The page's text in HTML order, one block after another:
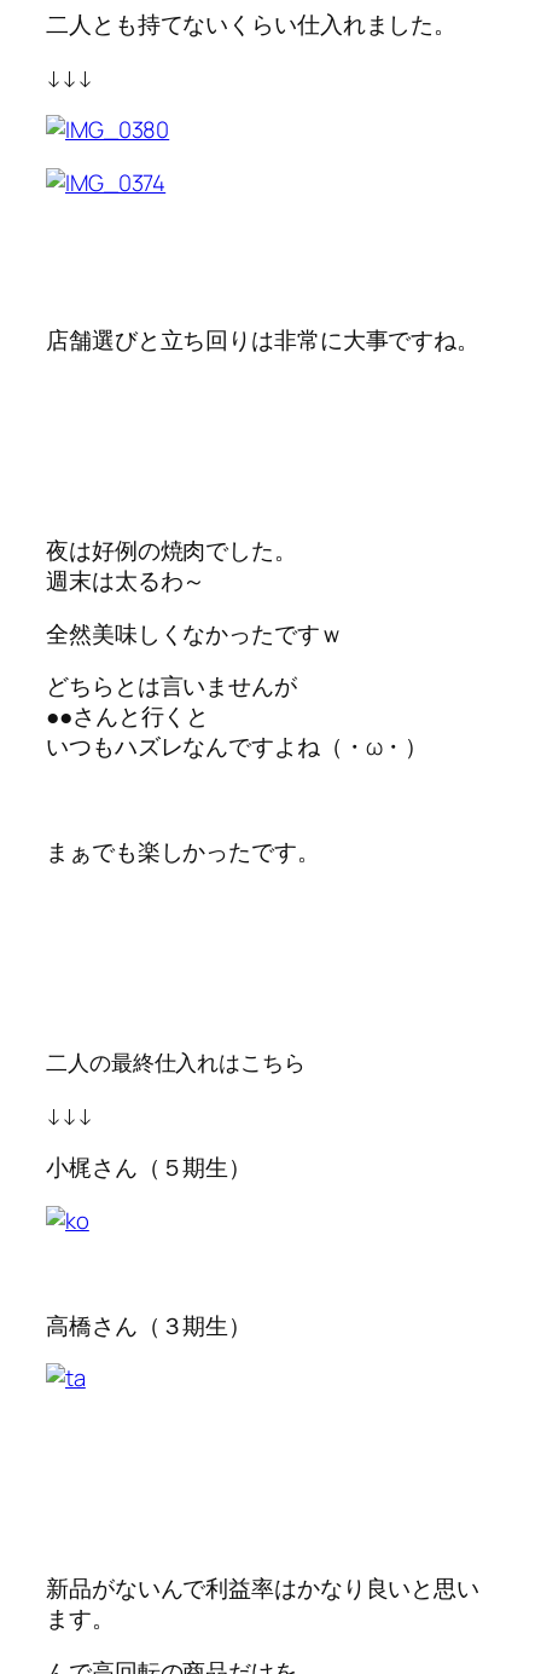
二人とも持てないくらい仕入れました。
↓↓↓
店舗選びと立ち回りは非常に大事ですね。
夜は好例の焼肉でした。
週末は太るわ～
全然美味しくなかったですｗ
どちらとは言いませんが
●●さんと行くと
いつもハズレなんですよね（・ω・）
まぁでも楽しかったです。
二人の最終仕入れはこちら
↓↓↓
小梶さん（５期生）
高橋さん（３期生）
新品がないんで利益率はかなり良いと思い
ます。